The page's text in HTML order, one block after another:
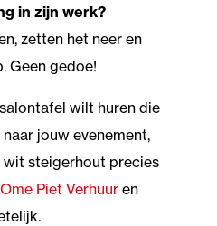
in zijn werk?
zetten het neer en
Geen gedoe!
wilt huren die
jouw evenement,
steigerhout precies
Ome Piet Verhuur en